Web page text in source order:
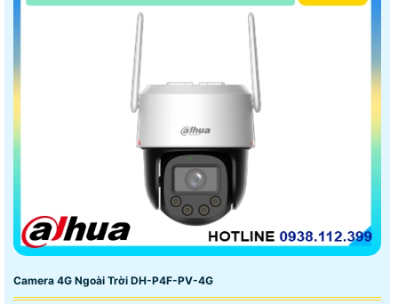
Camera 4G Ngoài Trời DH-P4F-PV-4G